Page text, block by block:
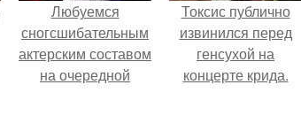
Любуемся
сногсшибательным
актерским составом
на очередной
Токсис публично
извинился перед
генсухой на
концерте крида.